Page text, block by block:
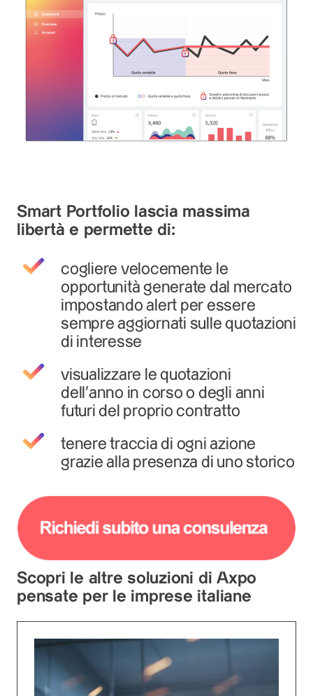
Smart Portfolio lascia massima
libertà e permette di:
cogliere velocemente le
opportunità generate dal mercato
impostando alert per essere
sempre aggiornati sulle quotazioni
di interesse
visualizzare le quotazioni
dell’anno in corso o degli anni
futuri del proprio contratto
tenere traccia di ogni azione
grazie alla presenza di uno storico
Scopri le altre soluzioni di Axpo
pensate per le imprese italiane